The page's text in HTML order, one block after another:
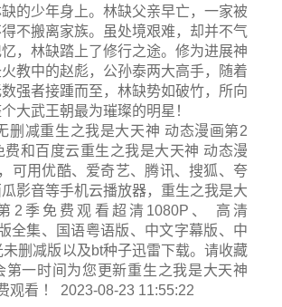
的少年身上。林缺父亲早亡，一家被
不搬离家族。虽处境艰难，却并不气
，林缺踏上了修行之途。修为进展神
教中的赵彪，公孙泰两大高手，随着
强者接踵而至，林缺势如破竹，所向
大武王朝最为璀璨的明星！
删减重生之我是大天神 动态漫画第2
费和百度云重生之我是大天神 动态漫
可用优酷、爱奇艺、腾讯、搜狐、夸
影音等手机云播放器，重生之我是大
2季免费观看超清1080P、 高清
全集、国语粤语版、中文字幕版、中
删减版以及bt种子迅雷下载。请收藏
第一时间为您更新重生之我是大天神
观看 ！ 2023-08-23 11:55:22